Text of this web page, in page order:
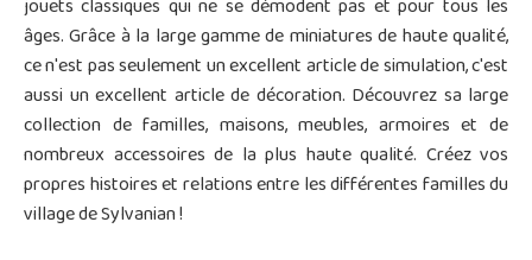
jouets classiques qui ne se démodent pas et pour tous les
âges. Grâce à la large gamme de miniatures de haute qualité,
ce n'est pas seulement un excellent article de simulation, c'est
aussi un excellent article de décoration. Découvrez sa large
collection de familles, maisons, meubles, armoires et de
nombreux accessoires de la plus haute qualité. Créez vos
propres histoires et relations entre les différentes familles du
village de Sylvanian !